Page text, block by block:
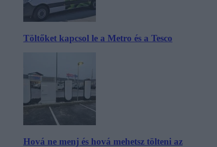
Töltőket kapcsol le a Metro és a Tesco
Hová ne menj és hová mehetsz tölteni az